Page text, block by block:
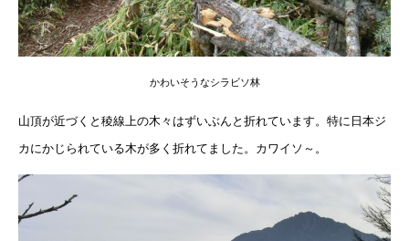
かわいそうなシラビソ林
山頂が近づくと稜線上の木々はずいぶんと折れています。特に日本ジ
カにかじられている木が多く折れてました。カワイソ～。